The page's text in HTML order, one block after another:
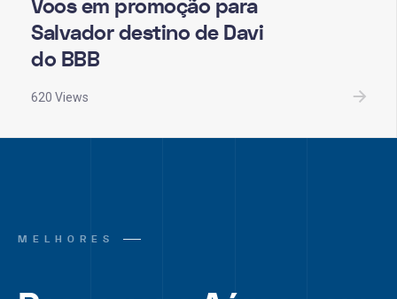
Voos em promoção para
Salvador destino de Davi
do BBB
620 Views
MELHORES